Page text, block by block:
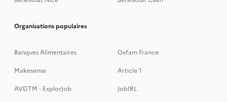
Organisations populaires
Banques Alimentaires
Oxfam France
Makesense
Article 1
AVDTM - ExplorJob
JobIRL